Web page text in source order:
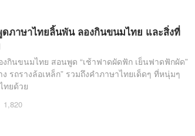
ภาษาไทยลิ้นพัน ลองกินขนมไทย และสิ่งที่
งกินขนมไทย สอนพูด “เช้าฟาดผัดฟัก เย็นฟาดฟักผัด”
รถรางล้อเหล็ก” รวมถึงคำภาษาไทยเด็ดๆ ที่หนุ่มๆ
ทยด้วย
เปิด
1,820